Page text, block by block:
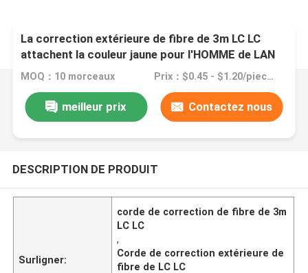
La correction extérieure de fibre de 3m LC LC
attachent la couleur jaune pour l'HOMME de LAN
de CATV
MOQ：10 morceaux Prix：$0.45 - $1.20/pieces
meilleur prix Contactez nous
DESCRIPTION DE PRODUIT
Surligner:
corde de correction de fibre de 3m
LC LC
,
Corde de correction extérieure de
fibre de LC LC